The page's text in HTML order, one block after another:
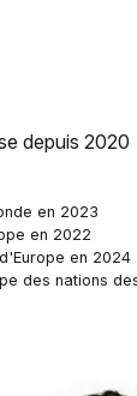
depuis 2020
en 2023
en 2022
en 2024
des nations